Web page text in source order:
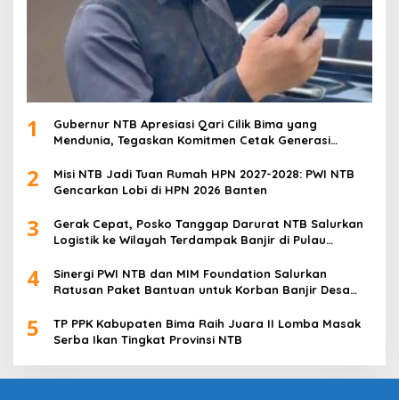
1
Gubernur NTB Apresiasi Qari Cilik Bima yang
Mendunia, Tegaskan Komitmen Cetak Generasi
2
Misi NTB Jadi Tuan Rumah HPN 2027-2028: PWI NTB
Gencarkan Lobi di HPN 2026 Banten
3
Gerak Cepat, Posko Tanggap Darurat NTB Salurkan
Logistik ke Wilayah Terdampak Banjir di Pulau
4
Sinergi PWI NTB dan MIM Foundation Salurkan
Ratusan Paket Bantuan untuk Korban Banjir Desa
5
TP PPK Kabupaten Bima Raih Juara II Lomba Masak
Serba Ikan Tingkat Provinsi NTB